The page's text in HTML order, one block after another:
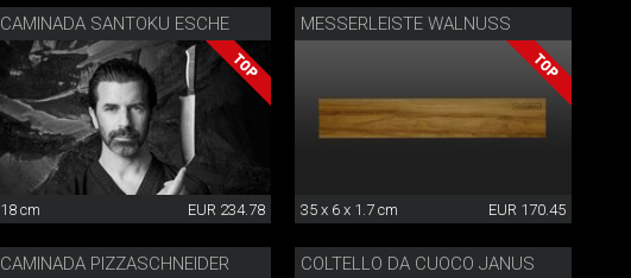
CAMINADA SANTOKU ESCHE
18 cm EUR 234.78
MESSERLEISTE WALNUSS
35 x 6 x 1.7 cm EUR 170.45
CAMINADA PIZZASCHNEIDER COLTELLO DA CUOCO JANUS